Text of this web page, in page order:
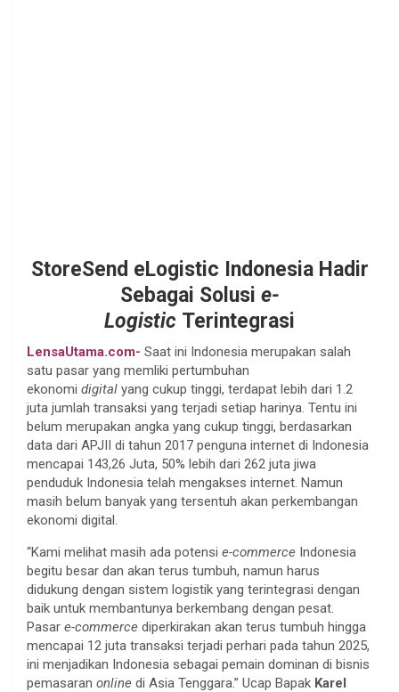
StoreSend eLogistic Indonesia Hadir
Sebagai Solusi e-
Logistic Terintegrasi
LensaUtama.com- Saat ini Indonesia merupakan salah
satu pasar yang memliki pertumbuhan
ekonomi digital yang cukup tinggi, terdapat lebih dari 1.2
juta jumlah transaksi yang terjadi setiap harinya. Tentu ini
belum merupakan angka yang cukup tinggi, berdasarkan
data dari APJII di tahun 2017 penguna internet di Indonesia
mencapai 143,26 Juta, 50% lebih dari 262 juta jiwa
penduduk Indonesia telah mengakses internet. Namun
masih belum banyak yang tersentuh akan perkembangan
ekonomi digital.
“Kami melihat masih ada potensi e-commerce Indonesia
begitu besar dan akan terus tumbuh, namun harus
didukung dengan sistem logistik yang terintegrasi dengan
baik untuk membantunya berkembang dengan pesat.
Pasar e-commerce diperkirakan akan terus tumbuh hingga
mencapai 12 juta transaksi terjadi perhari pada tahun 2025,
ini menjadikan Indonesia sebagai pemain dominan di bisnis
pemasaran online di Asia Tenggara.” Ucap Bapak Karel